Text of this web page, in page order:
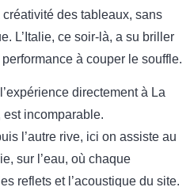
des tableaux, sans
L’Italie, ce soir-là, a su briller
à couper le souffle.
directement à La
est incomparable.
l’autre rive, ici on assiste au
sur l’eau, où chaque
reflets et l’acoustique du site.